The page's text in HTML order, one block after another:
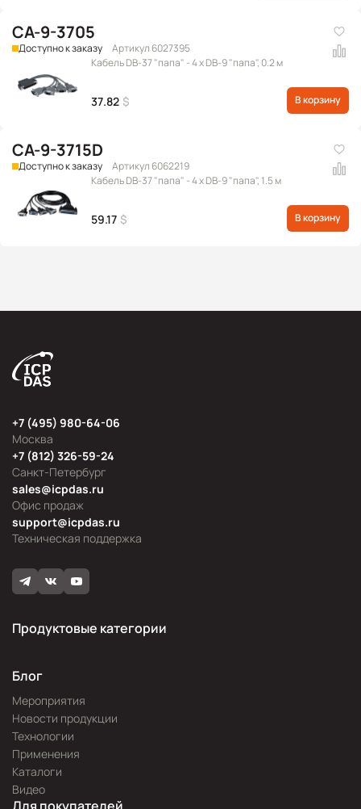
CA-9-3705
Доступно к заказу
Артикул 6027395
Кабель DB-37 "папа" - 4 x DB-9 "папа", 0.2 м
37.82 $ В корзину
CA-9-3715D
Доступно к заказу
Артикул 6062219
Кабель DB-37 "папа" - 4 x DB-9 "папа", 1.5 м
59.17 $ В корзину
Москва
+7 (495) 980-64-06
Офис продаж
sales@icpdas.ru
Санкт-Петербург
+7 (812) 326-59-24
Техническая поддержка
support@icpdas.ru
Продуктовые категории
Блог
Мероприятия
Новости продукции
Технологии
Применения
Каталоги
Видео